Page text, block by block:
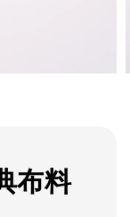
布料